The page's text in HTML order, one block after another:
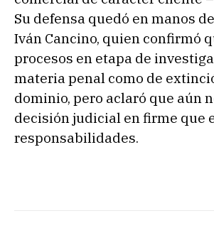
Su defensa quedó en manos
Iván Cancino, quien confirmó
procesos en etapa de
materia penal como de
dominio, pero aclaró que aún
decisión judicial en firme que
responsabilidades.